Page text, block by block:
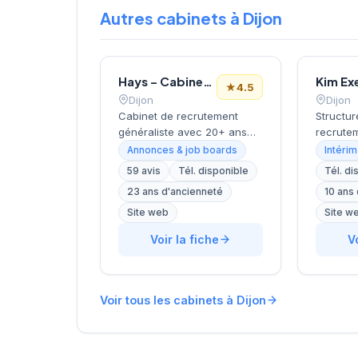
Autres cabinets à Dijon
Hays – Cabinet de Recrutement Dijon
Dijon
★4.5
Cabinet de recrutement
généraliste avec 20+ ans
d'expérience et 600+
experts répartis dans 17
bureaux en France. Propose
des services de placement
en CDI, CDD/intérim et
comme partenaire de
accompagnement
informationnels (études de
Annonces & job boards
59 avis
Tél. disponible
23 ans d'ancienneté
Site web
Voir la fiche
Kim
Dijon
cette
besoins
son
Intérim
Tél.
10
Site
Voir tous les cabinets à Dijon